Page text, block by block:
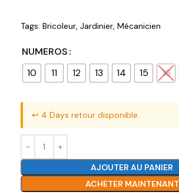
Tags: Bricoleur, Jardinier, Mécanicien
NUMEROS
10
11 12 13 14 15 16
↩️ 4 Days retour disponible.
AJOUTER AU PANIER
ACHETER MAINTENANT